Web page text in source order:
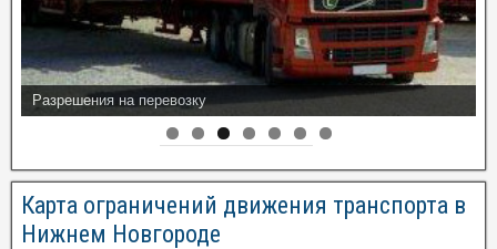
Разрешения на перевозку
Карта ограничений движения транспорта в
Нижнем Новгороде